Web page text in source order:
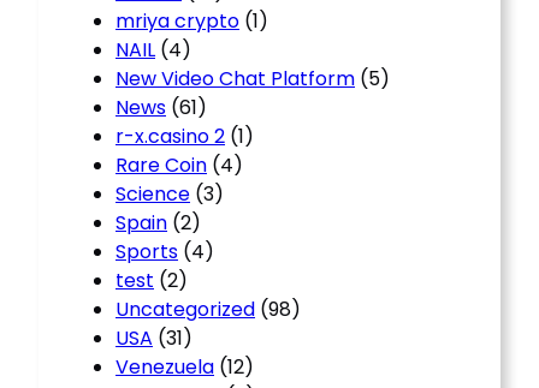
mriya crypto (1)
NAIL (4)
New Video Chat Platform (5)
News (61)
r-x.casino 2 (1)
Rare Coin (4)
Science (3)
Spain (2)
Sports (4)
test (2)
Uncategorized (98)
USA (31)
Venezuela (12)